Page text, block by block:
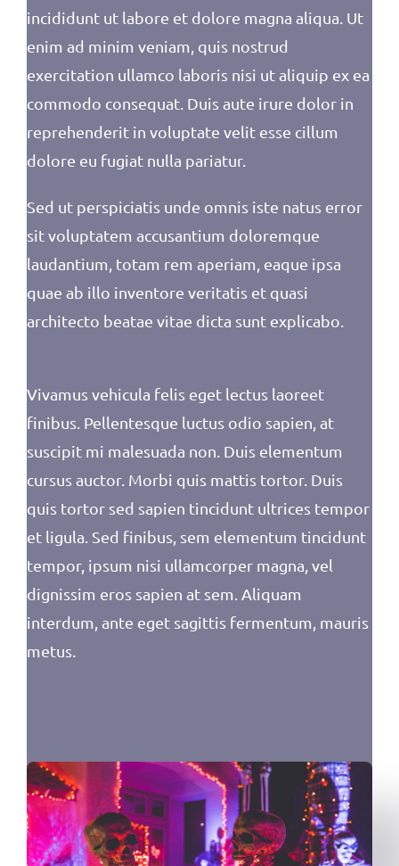
incididunt ut labore et dolore magna aliqua. Ut
enim ad minim veniam, quis nostrud
exercitation ullamco laboris nisi ut aliquip ex ea
commodo consequat. Duis aute irure dolor in
reprehenderit in voluptate velit esse cillum
dolore eu fugiat nulla pariatur.
Sed ut perspiciatis unde omnis iste natus error
sit voluptatem accusantium doloremque
laudantium, totam rem aperiam, eaque ipsa
quae ab illo inventore veritatis et quasi
architecto beatae vitae dicta sunt explicabo.
Vivamus vehicula felis eget lectus laoreet
finibus. Pellentesque luctus odio sapien, at
suscipit mi malesuada non. Duis elementum
cursus auctor. Morbi quis mattis tortor. Duis
quis tortor sed sapien tincidunt ultrices tempor
et ligula. Sed finibus, sem elementum tincidunt
tempor, ipsum nisi ullamcorper magna, vel
dignissim eros sapien at sem. Aliquam
interdum, ante eget sagittis fermentum, mauris
metus.